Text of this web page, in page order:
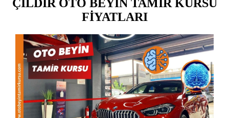
ÇILDIR OTO BEYİN TAMİR KURSU
FİYATLARI